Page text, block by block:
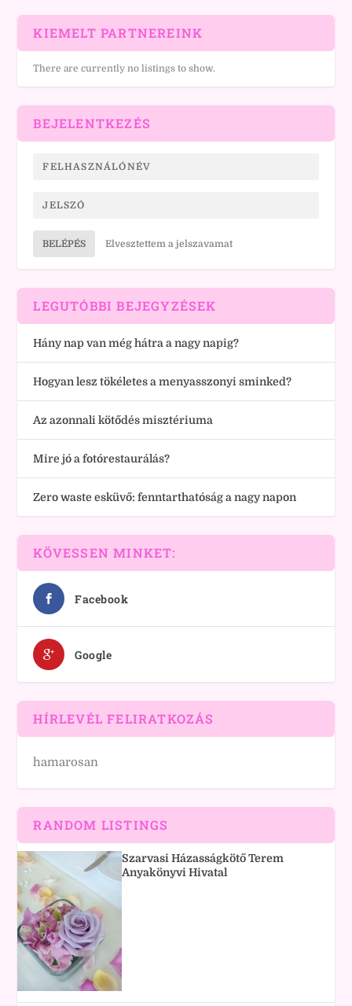
KIEMELT PARTNEREINK
There are currently no listings to show.
BEJELENTKEZÉS
BELÉPÉS Elvesztettem a jelszavamat
LEGUTÓBBI BEJEGYZÉSEK
Hány nap van még hátra a nagy napig?
Hogyan lesz tökéletes a menyasszonyi sminked?
Az azonnali kötődés misztériuma
Mire jó a fotórestaurálás?
Zero waste esküvő: fenntarthatóság a nagy napon
KÖVESSEN MINKET:
Facebook
Google
HÍRLEVÉL FELIRATKOZÁS
hamarosan
RANDOM LISTINGS
Szarvasi Házasságkötő Terem
Anyakönyvi Hivatal